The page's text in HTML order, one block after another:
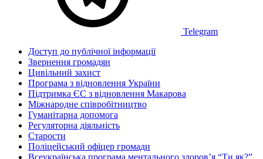
Telegram
Доступ до публічної інформації
Звернення громадян
Цивільний захист
Програма з відновлення України
Підтримка ЄС з відновлення Макарова
Міжнародне співробітництво
Гуманітарна допомога
Регуляторна діяльність
Старости
Поліцейський офіцер громади
Всеукраїнська програма ментального здоров’я “Ти як?”